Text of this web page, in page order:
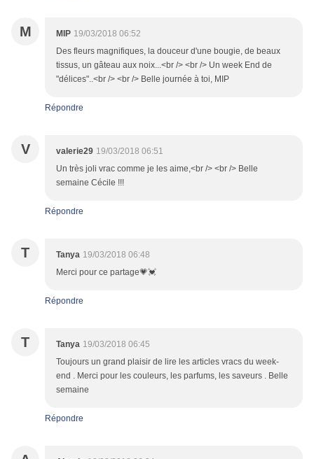
M MIP 19/03/2018 06:52
Des fleurs magnifiques, la douceur d'une bougie, de beaux
tissus, un gâteau aux noix...<br /> <br /> Un week End de
"délices"..<br /> <br /> Belle journée à toi, MIP
Répondre
V valerie29 19/03/2018 06:51
Un très joli vrac comme je les aime,<br /> <br /> Belle
semaine Cécile !!!
Répondre
T Tanya 19/03/2018 06:48
Merci pour ce partage💗💓
Répondre
T Tanya 19/03/2018 06:45
Toujours un grand plaisir de lire les articles vracs du week-
end . Merci pour les couleurs, les parfums, les saveurs . Belle
semaine
Répondre